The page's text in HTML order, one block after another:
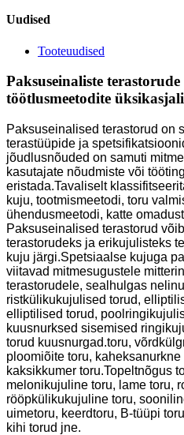
Uudised
Tooteuudised
Paksuseinaliste
töötlusmeetodite
Paksuseinalised terastorud on
terastüüpide ja
jõudlusnõuded on samuti
kasutajate nõudmiste või
eristada.Tavaliselt
kuju, tootmismeetodi, toru
ühendusmeetodi, katte
Paksuseinalised terastorud
terastorudeks ja erikujulisteks
kuju järgi.Spetsiaalse kujuga
viitavad mitmesugustele
terastorudele, sealhulgas
ristkülikukujulised torud,
elliptilised torud,
kuusnurksed sisemised
torud kuusnurgad.toru,
ploomiõite toru, kaheksanurkne
kaksikkumer toru.Topeltnõgus
melonikujuline toru, lame toru,
rööpkülikukujuline toru,
uimetoru, keerdtoru, B-tüüpi
kihi torud jne.